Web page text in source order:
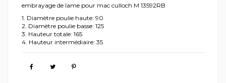
embrayage de lame pour mac culloch M 13592RB
1. Diamètre poulie haute: 90
2. Diamètre poulie basse: 125
3. Hauteur totale: 165
4. Hauteur intermédiaire: 35